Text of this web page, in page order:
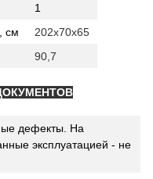
1
см
202х70х65
90,7
дефекты. На
эксплуатацией - не